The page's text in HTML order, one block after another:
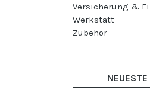
Versicherung &
Werkstatt
Zubehör